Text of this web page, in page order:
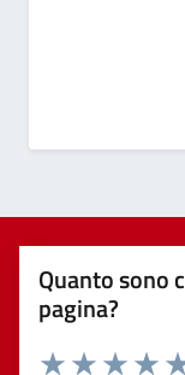
Quanto sono
pagina?